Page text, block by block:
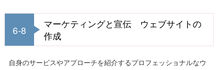
6-8
マーケティングと宣伝 ウェブサイトの
作成
自身のサービスやアプローチを紹介するプロフェッショナルなウ